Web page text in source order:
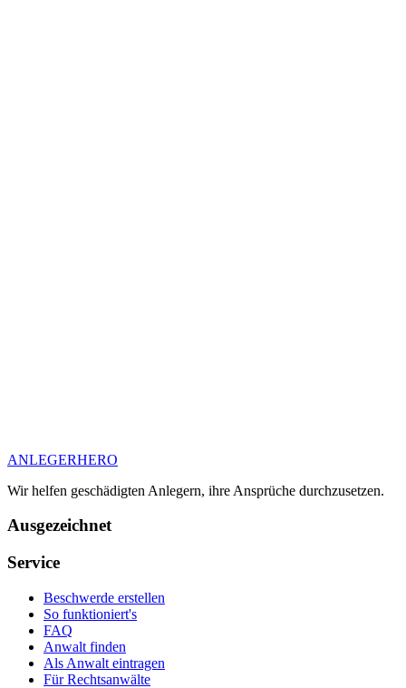
ANLEGERHERO
Wir helfen geschädigten Anlegern, ihre Ansprüche durchzusetzen.
Ausgezeichnet
Service
Beschwerde erstellen
So funktioniert's
FAQ
Anwalt finden
Als Anwalt eintragen
Für Rechtsanwälte